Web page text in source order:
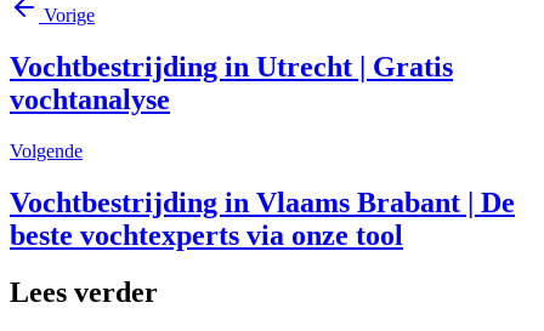
Vorige
Vochtbestrijding in Utrecht | Gratis
vochtanalyse
Volgende
Vochtbestrijding in Vlaams Brabant | De
beste vochtexperts via onze tool
Lees verder